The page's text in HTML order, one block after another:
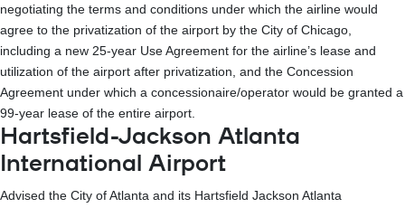
negotiating the terms and conditions under which the airline would
agree to the privatization of the airport by the City of Chicago,
including a new 25-year Use Agreement for the airline’s lease and
utilization of the airport after privatization, and the Concession
Agreement under which a concessionaire/operator would be granted a
99-year lease of the entire airport.
Hartsfield-Jackson Atlanta
International Airport
Advised the City of Atlanta and its Hartsfield Jackson Atlanta